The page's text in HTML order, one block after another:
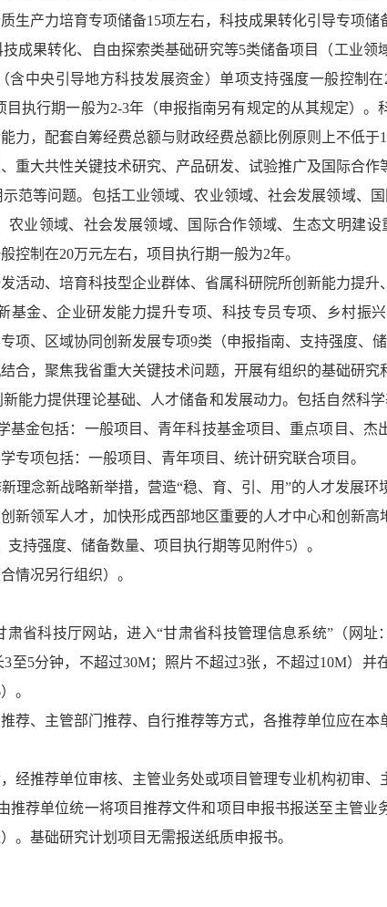
生产力培育专项储备15项左右，科技成果转化引导专项
成果转化、自由探索类基础研究等5类储备项目（工业
中央引导地方科技发展资金）单项支持强度一般控制
执行期一般为2-3年（申报指南另有规定的从其规定）
力，配套自筹经费总额与财政经费总额比例原则上不低于
重大共性关键技术研究、产品研发、试验推广及国际合
范等问题。包括工业领域、农业领域、社会发展领域、
业领域、社会发展领域、国际合作领域、生态文明建
控制在20万元左右，项目执行期一般为2年。
活动、培育科技型企业群体、省属科研院所创新能力提升
基金、企业研发能力提升专项、科技专员专项、乡村振
项、区域协同创新发展专项9类（申报指南、支持强度、
合，聚焦我省重大关键技术问题，开展有组织的基础研
能力提供理论基础、人才储备和发展动力。包括自然科
金包括：一般项目、青年科技基金项目、重点项目、杰
专项包括：一般项目、青年项目、统计研究联合项目。
理念新战略新举措，营造“稳、育、引、用”的人才发展
新领军人才，加快形成西部地区重要的人才中心和创新
持强度、储备数量、项目执行期等见附件5）。
情况另行组织）。
省科技厅网站，进入“甘肃省科技管理信息系统”（网址
至5分钟，不超过30M；照片不超过3张，不超过10M）
。
荐、主管部门推荐、自行推荐等方式，各推荐单位应在
经推荐单位审核、主管业务处或项目管理专业机构初审
推荐单位统一将项目推荐文件和项目申报书报送至主管
。基础研究计划项目无需报送纸质申报书。